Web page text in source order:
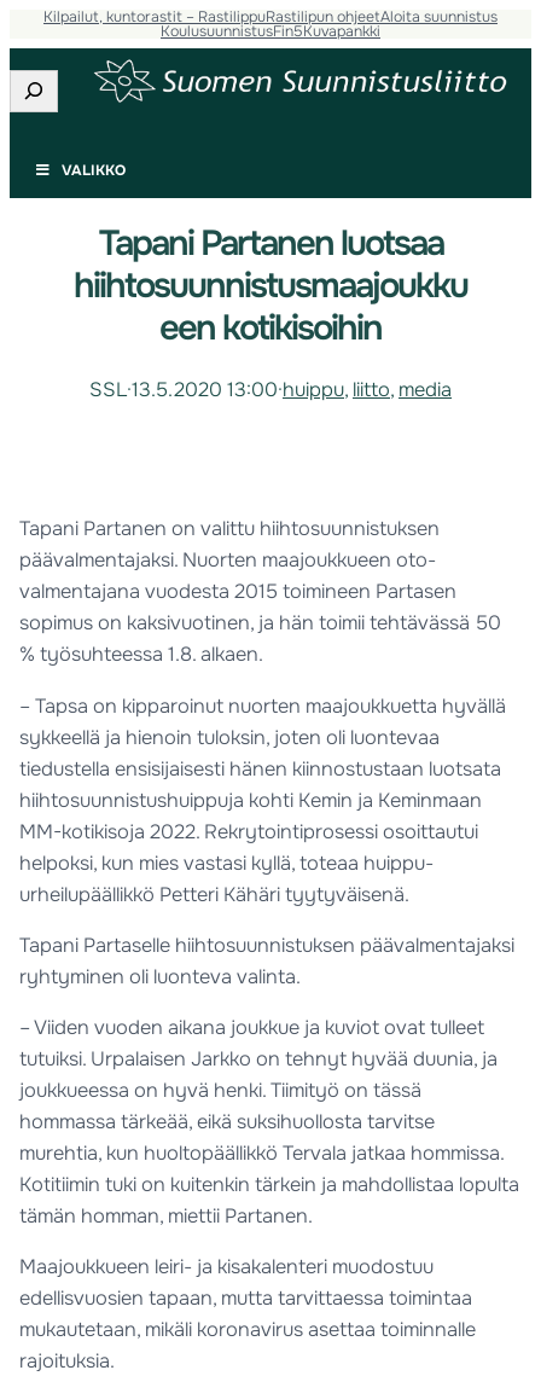
Kilpailut, kuntorastit – RastilippuRastilipun ohjeetAloita suunnistus
KoulusuunnistusFin5Kuvapankki
Etsi
VALIKKO
Tapani Partanen luotsaa
hiihtosuunnistusmaajoukku
een kotikisoihin
SSL·13.5.2020 13:00·huippu, liitto, media
Tapani Partanen on valittu hiihtosuunnistuksen
päävalmentajaksi. Nuorten maajoukkueen oto-
valmentajana vuodesta 2015 toimineen Partasen
sopimus on kaksivuotinen, ja hän toimii tehtävässä 50
% työsuhteessa 1.8. alkaen.
– Tapsa on kipparoinut nuorten maajoukkuetta hyvällä
sykkeellä ja hienoin tuloksin, joten oli luontevaa
tiedustella ensisijaisesti hänen kiinnostustaan luotsata
hiihtosuunnistushuippuja kohti Kemin ja Keminmaan
MM-kotikisoja 2022. Rekrytointiprosessi osoittautui
helpoksi, kun mies vastasi kyllä, toteaa huippu-
urheilupäällikkö Petteri Kähäri tyytyväisenä.
Tapani Partaselle hiihtosuunnistuksen päävalmentajaksi
ryhtyminen oli luonteva valinta.
– Viiden vuoden aikana joukkue ja kuviot ovat tulleet
tutuiksi. Urpalaisen Jarkko on tehnyt hyvää duunia, ja
joukkueessa on hyvä henki. Tiimityö on tässä
hommassa tärkeää, eikä suksihuollosta tarvitse
murehtia, kun huoltopäällikkö Tervala jatkaa hommissa.
Kotitiimin tuki on kuitenkin tärkein ja mahdollistaa lopulta
tämän homman, miettii Partanen.
Maajoukkueen leiri- ja kisakalenteri muodostuu
edellisvuosien tapaan, mutta tarvittaessa toimintaa
mukautetaan, mikäli koronavirus asettaa toiminnalle
rajoituksia.